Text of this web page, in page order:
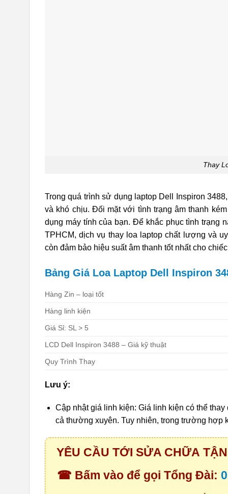
Thay
Trong quá trình sử dụng laptop Dell Inspiron
và khó chịu. Đối mặt với tình trạng âm thanh
dụng máy tính của bạn. Để khắc phục tình trạng
TPHCM, dịch vụ thay loa laptop chất lượng và
còn đảm bảo hiệu suất âm thanh tốt nhất cho
Bảng Giá Loa Laptop Dell Inspiron
Hàng Zin – loại tốt
Hàng linh kiện
Giá Sỉ: SL > 5
LCD Dell Inspiron 3488 – Giá kỹ thuật
Quy Trình Thay
Lưu ý:
Cập nhật giá linh kiện: Giá linh kiện có thể
cả thường xuyên. Tuy nhiên, trong trường hợp
YÊU CẦU TỚI SỬA CHỮA
☎ Bấm vào để gọi Tổng Đài: